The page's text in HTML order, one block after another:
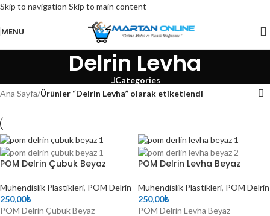
Skip to navigation Skip to main content
Mühendislik Plastikleri satın alabileceğiniz tek mağaza MARTAN
bir Martan Plastik kuruluşudur.
düşük maliyet için doğru yerdesiniz.
MENU
Delrin Levha
Categories
Ana Sayfa/Ürünler “Delrin Levha” olarak etiketlendi
POM Delrin Çubuk Beyaz
Mühendislik Plastikleri, POM Delrin
250,00₺
POM Delrin Çubuk Beyaz
POM Delrin Levha Beyaz
Mühendislik Plastikleri, POM Delrin
250,00₺
POM Delrin Levha Beyaz